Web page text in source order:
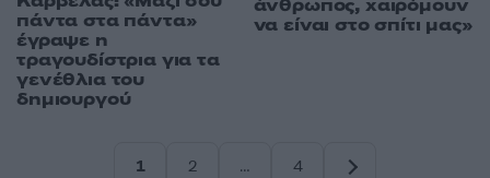
πάντα στα πάντα»
έγραψε η
τραγουδίστρια για τα
γενέθλια του
δημιουργού
άνθρωπος, χαιρόμουν
να είναι στο σπίτι μας»
1
2
…
4